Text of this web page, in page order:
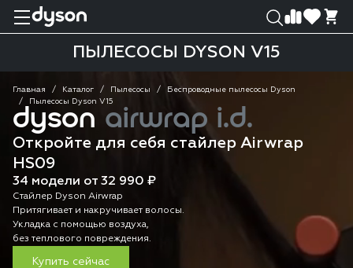
ПЫЛЕСОСЫ DYSON V15
Главная Каталог Пылесосы
Беспроводные пылесосы Dyson
Пылесосы Dyson V15
dyson airwrap i.d.
Откройте для себя стайлер Airwrap
HS09
34 модели от 32 990 ₽
Стайлер Dyson Airwrap
Притягивает и накручивает волосы.
Укладка с помощью воздуха,
без теплового повреждения.
Купить сейчас